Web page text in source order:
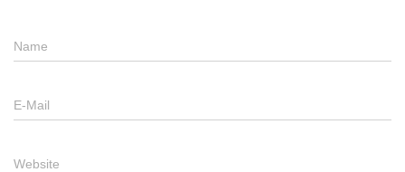
Name
E-Mail
Website